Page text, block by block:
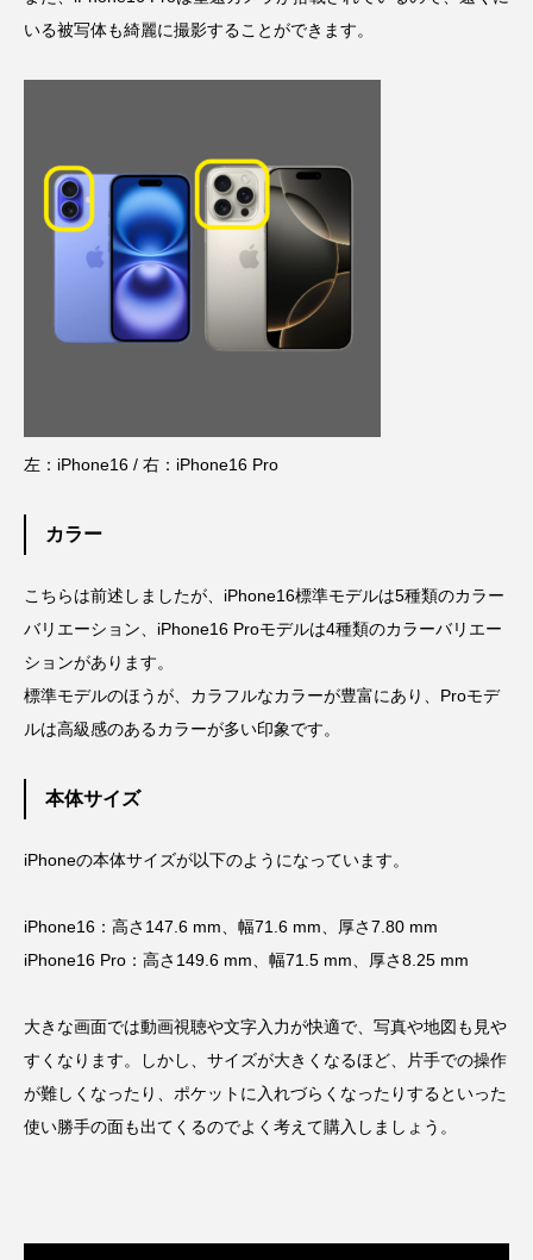
いる被写体も綺麗に撮影することができます。
左：iPhone16 / 右：iPhone16 Pro
カラー
こちらは前述しましたが、iPhone16標準モデルは5種類のカラー
バリエーション、iPhone16 Proモデルは4種類のカラーバリエー
ションがあります。
標準モデルのほうが、カラフルなカラーが豊富にあり、Proモデ
ルは高級感のあるカラーが多い印象です。
本体サイズ
iPhoneの本体サイズが以下のようになっています。
iPhone16：高さ147.6 mm、幅71.6 mm、厚さ7.80 mm
iPhone16 Pro：高さ149.6 mm、幅71.5 mm、厚さ8.25 mm
大きな画面では動画視聴や文字入力が快適で、写真や地図も見や
すくなります。しかし、サイズが大きくなるほど、片手での操作
が難しくなったり、ポケットに入れづらくなったりするといった
使い勝手の面も出てくるのでよく考えて購入しましょう。